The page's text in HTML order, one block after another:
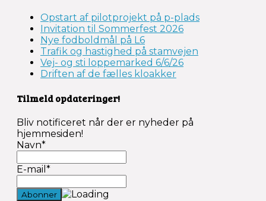
Opstart af pilotprojekt på p-plads
Invitation til Sommerfest 2026
Nye fodboldmål på L6
Trafik og hastighed på stamvejen
Vej- og sti loppemarked 6/6/26
Driften af de fælles kloakker
Tilmeld opdateringer!
Bliv notificeret når der er nyheder på
hjemmesiden!
Navn*
E-mail*